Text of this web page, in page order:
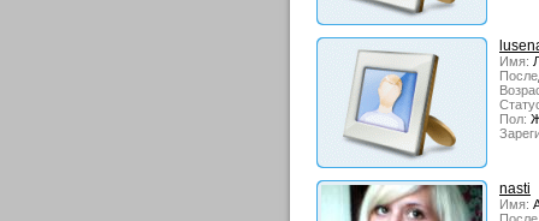
Имя:
Пол:
nasti
Имя: